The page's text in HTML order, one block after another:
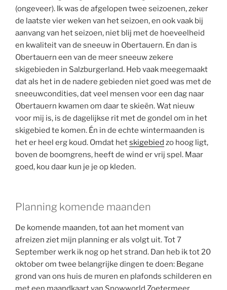
(ongeveer). Ik was de afgelopen twee seizoenen, zeker
de laatste vier weken van het seizoen, en ook vaak bij
aanvang van het seizoen, niet blij met de hoeveelheid
en kwaliteit van de sneeuw in Obertauern. En dan is
Obertauern een van de meer sneeuw zekere
skigebieden in Salzburgerland. Heb vaak meegemaakt
dat als het in de nadere gebieden niet goed was met de
sneeuwcondities, dat veel mensen voor een dag naar
Obertauern kwamen om daar te skieën. Wat nieuw
voor mij is, is de dagelijkse rit met de gondel om in het
skigebied te komen. Én in de echte wintermaanden is
het er heel erg koud. Omdat hetskigebied zo hoog ligt,
boven de boomgrens, heeft de wind er vrij spel. Maar
goed, kou daar kun je je op kleden.
Planning komende maanden
De komende maanden, tot aan het moment van
afreizen ziet mijn planning er als volgt uit. Tot 7
September werk ik nog op het strand. Dan heb ik tot 20
oktober om twee belangrijke dingen te doen: Begane
grond van ons huis de muren en plafonds schilderen en